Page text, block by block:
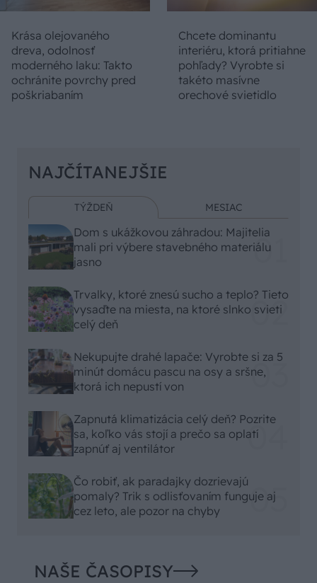
Krása olejovaného
dreva, odolnosť
moderného laku: Takto
ochránite povrchy pred
poškriabaním
Chcete dominantu
interiéru, ktorá pritiahne
pohľady? Vyrobte si
takéto masívne
orechové svietidlo
NAJČÍTANEJŠIE
TÝŽDEŇ MESIAC
Dom s ukážkovou záhradou: Majitelia
mali pri výbere stavebného materiálu
jasno
Trvalky, ktoré znesú sucho a teplo? Tieto
vysaďte na miesta, na ktoré slnko svieti
celý deň
Nekupujte drahé lapače: Vyrobte si za 5
minút domácu pascu na osy a sršne,
ktorá ich nepustí von
Zapnutá klimatizácia celý deň? Pozrite
sa, koľko vás stojí a prečo sa oplatí
zapnúť aj ventilátor
Čo robiť, ak paradajky dozrievajú
pomaly? Trik s odlisťovaním funguje aj
cez leto, ale pozor na chyby
NAŠE ČASOPISY